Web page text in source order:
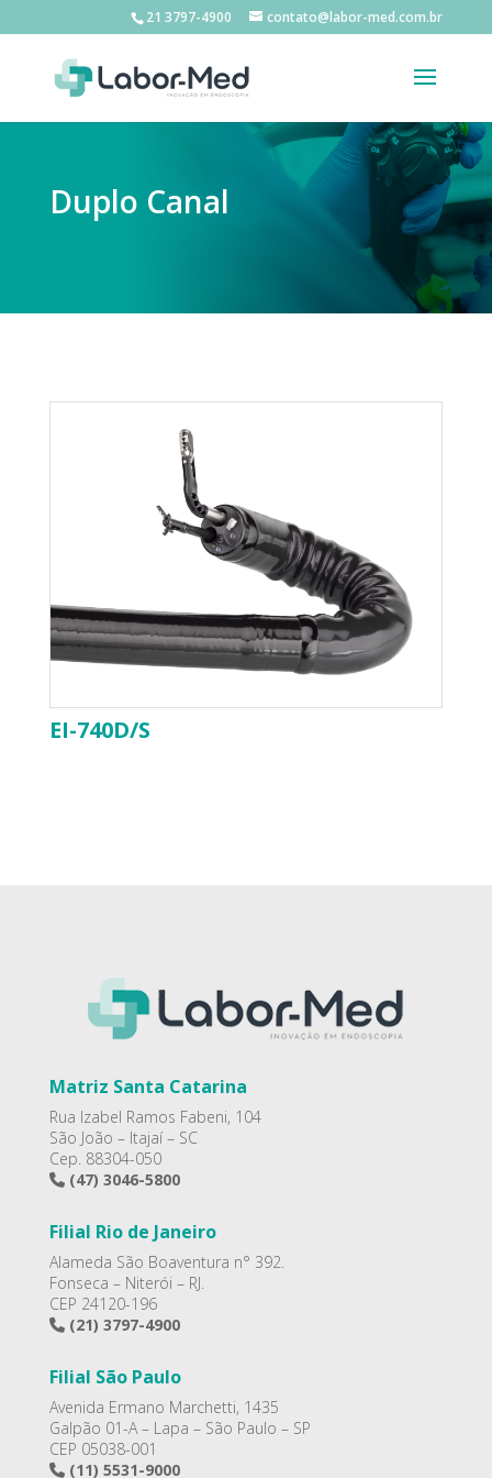
21 3797-4900 contato@labor-med.com.br
Duplo Canal
EI-740D/S
Matriz Santa Catarina
Rua Izabel Ramos Fabeni, 104
São João – Itajaí – SC
Cep. 88304-050
(47) 3046-5800
Filial Rio de Janeiro
Alameda São Boaventura n° 392.
Fonseca – Niterói – RJ.
CEP 24120-196
(21) 3797-4900
Filial São Paulo
Avenida Ermano Marchetti, 1435
Galpão 01-A – Lapa – São Paulo – SP
CEP 05038-001
(11) 5531-9000